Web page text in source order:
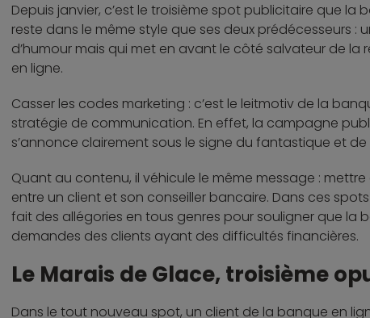
Depuis janvier, c’est le troisième spot publicitaire que la
reste dans le même style que ses deux prédécesseurs
d’humour mais qui met en avant le côté salvateur de
en ligne.
Casser les codes marketing : c’est le leitmotiv de la
stratégie de communication. En effet, la campagne
s’annonce clairement sous le signe du fantastique et de
Quant au contenu, il véhicule le même message :
entre un client et son conseiller bancaire. Dans ces
fait des allégories en tous genres pour souligner que
demandes des clients ayant des difficultés financières.
Le Marais de Glace, troisième
Dans le tout nouveau spot, un client de la banque en